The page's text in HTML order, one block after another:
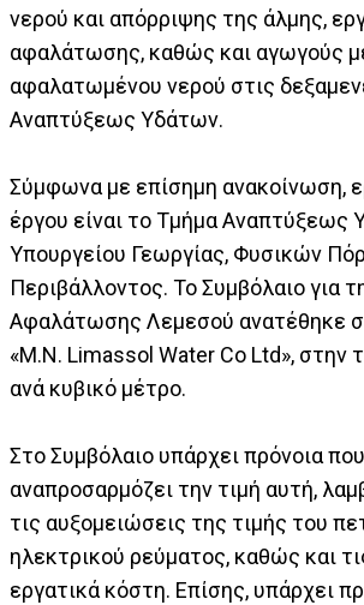
νερού και απόρριψης της άλμης,
αφαλάτωσης, καθώς και αγωγούς
αφαλατωμένου νερού στις
Αναπτύξεως Υδάτων.
Σύμφωνα με επίσημη ανακοίνωση,
έργου είναι το Τμήμα Αναπτύξεως
Υπουργείου Γεωργίας, Φυσικών
Περιβάλλοντος. Το Συμβόλαιο για
Αφαλάτωσης Λεμεσού ανατέθηκε
«M.N. Limassol Water Co Ltd», στην
ανά κυβικό μέτρο.
Στο Συμβόλαιο υπάρχει πρόνοια που
αναπροσαρμόζει την τιμή αυτή,
τις αυξομειώσεις της τιμής του
ηλεκτρικού ρεύματος, καθώς και
εργατικά κόστη. Επίσης, υπάρχει